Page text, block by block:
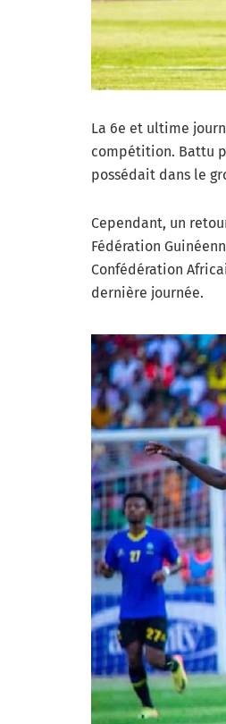
La 6e et ultime
compétition. Battu
possédait dans le
Cependant, un
Fédération
Confédération
dernière journée.